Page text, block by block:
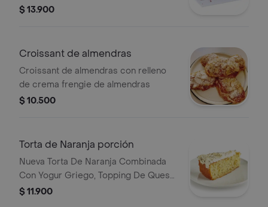
chocolate negro y blanco
$ 13.900
Croissant de almendras
Croissant de almendras con relleno
de crema frengie de almendras
$ 10.500
Torta de Naranja porción
Nueva Torta De Naranja Combinada
Con Yogur Griego, Topping De Queso
Y Semillas De Chía Natural
$ 11.900